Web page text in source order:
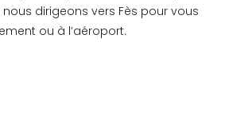
nous dirigeons vers Fès pour vous
ou à l’aéroport.